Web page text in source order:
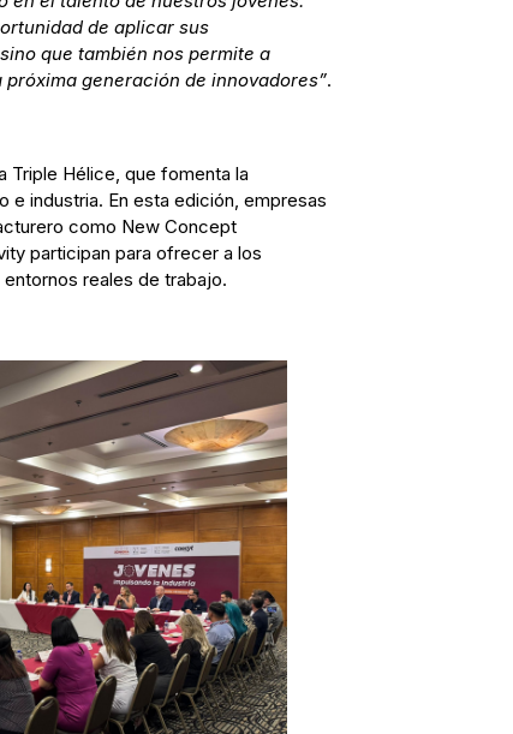
de aplicar sus
que también nos permite a
generación de innovadores”.
Triple Hélice, que fomenta la
e industria. En esta edición, empresas
como New Concept
participan para ofrecer a los
reales de trabajo.